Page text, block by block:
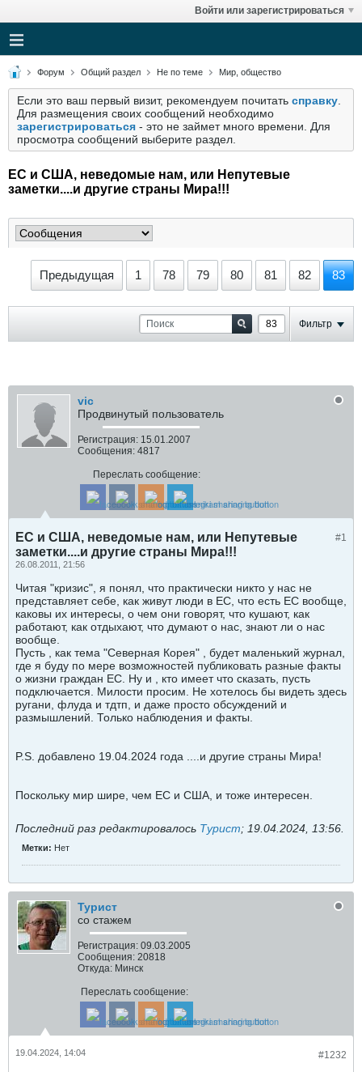
Войти или зарегистрироваться
Форум Общий раздел Не по теме Мир, общество
Если это ваш первый визит, рекомендуем почитать справку
Для размещения своих сообщений необходимо
зарегистрироваться - это не займет много времени. Для
просмотра сообщений выберите раздел.
ЕС и США, неведомые нам, или Непутевые
заметки....и другие страны Мира!!!
Предыдущая 1 78 79 80 81 82 83
Фильтр
vic
Продвинутый пользователь
Регистрация: 15.01.2007
Сообщения: 4817
Переслать сообщение:
#1
ЕС и США, неведомые нам, или Непутевые
заметки....и другие страны Мира!!!
26.08.2011, 21:56
Читая "кризис", я понял, что практически никто у нас не
представляет себе, как живут люди в ЕС, что есть ЕС вообще,
каковы их интересы, о чем они говорят, что кушают, как
работают, как отдыхают, что думают о нас, знают ли о нас
вообще.
Пусть , как тема "Северная Корея" , будет маленький журнал,
где я буду по мере возможностей публиковать разные факты
о жизни граждан ЕС. Ну и , кто имеет что сказать, пусть
подключается. Милости просим. Не хотелось бы видеть здесь
ругани, флуда и тдтп, и даже просто обсуждений и
размышлений. Только наблюдения и факты.
P.S. добавлено 19.04.2024 года ....и другие страны Мира!
Поскольку мир шире, чем ЕС и США, и тоже интересен.
Последний раз редактировалось Турист; 19.04.2024, 13:56
Метки: Нет
Турист
со стажем
Регистрация: 09.03.2005
Сообщения: 20818
Откуда: Минск
Переслать сообщение:
#1232
19.04.2024, 14:04